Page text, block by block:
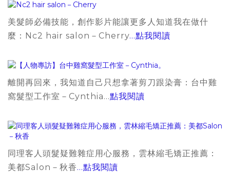
美髮師必備技能，創作影片能讓更多人知道我在做什
麼：Nc2 hair salon－Cherry...點我閱讀
離開再回來，我知道自己只想拿著剪刀跟染膏：台中雞
窩髮型工作室－Cynthia...點我閱讀
同理客人頭髮疑難雜症用心服務，雲林縮毛矯正推薦：
美都Salon－秋香...點我閱讀